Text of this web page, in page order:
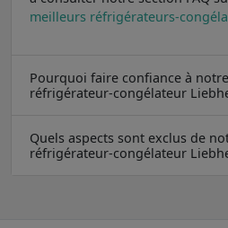
meilleurs réfrigérateurs-
Pourquoi faire confiance à
réfrigérateur-congélateur
Quels aspects sont exclus de
réfrigérateur-congélateur